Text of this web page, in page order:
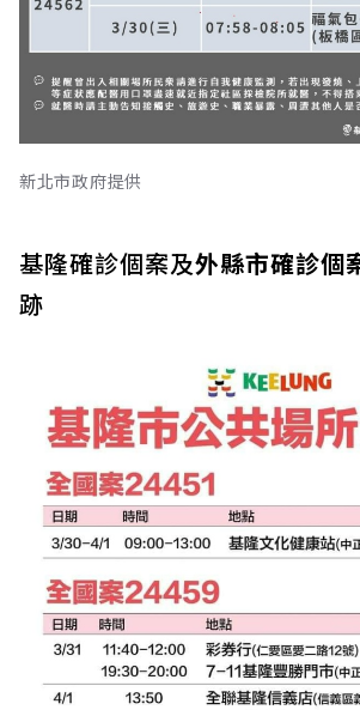
新北市政府提供
基隆確診個案及外縣市確診個
跡